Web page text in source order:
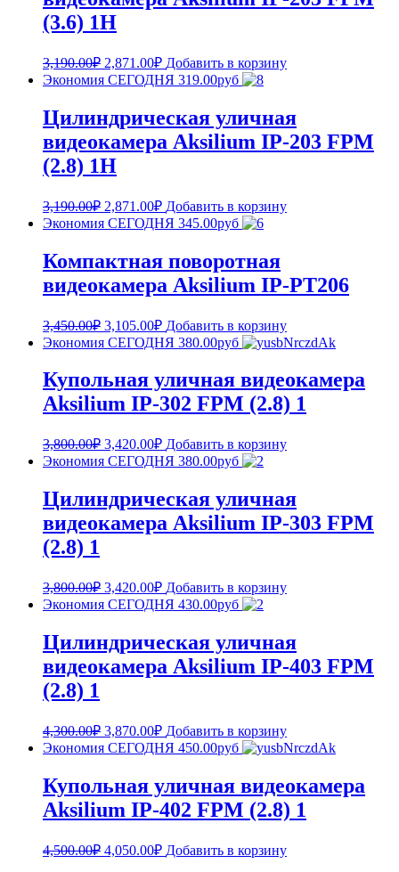
(3.6) 1H
3,190.00₽ 2,871.00₽ Добавить в корзину
Экономия СЕГОДНЯ 319.00руб
Цилиндрическая уличная
видеокамера Aksilium IP-203 FPM
(2.8) 1H
3,190.00₽ 2,871.00₽ Добавить в корзину
Экономия СЕГОДНЯ 345.00руб
Компактная поворотная
видеокамера Aksilium IP-PT206
3,450.00₽ 3,105.00₽ Добавить в корзину
Экономия СЕГОДНЯ 380.00руб
Купольная уличная видеокамера
Aksilium IP-302 FPM (2.8) 1
3,800.00₽ 3,420.00₽ Добавить в корзину
Экономия СЕГОДНЯ 380.00руб
Цилиндрическая уличная
видеокамера Aksilium IP-303 FPM
(2.8) 1
3,800.00₽ 3,420.00₽ Добавить в корзину
Экономия СЕГОДНЯ 430.00руб
Цилиндрическая уличная
видеокамера Aksilium IP-403 FPM
(2.8) 1
4,300.00₽ 3,870.00₽ Добавить в корзину
Экономия СЕГОДНЯ 450.00руб
Купольная уличная видеокамера
Aksilium IP-402 FPM (2.8) 1
4,500.00₽ 4,050.00₽ Добавить в корзину